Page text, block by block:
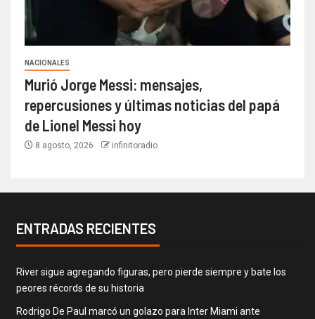
NACIONALES
Murió Jorge Messi: mensajes,
repercusiones y últimas noticias del papá
de Lionel Messi hoy
8 agosto, 2026 infinitoradio
ENTRADAS RECIENTES
River sigue agregando figuras, pero pierde siempre y bate los
peores récords de su historia
Rodrigo De Paul marcó un golazo para Inter Miami ante